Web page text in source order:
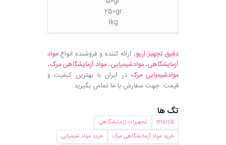
250gr
1kg
دقیق تجهیز آریو، ارائه کننده و فروشنده انواعمواد
آزمایشگاهی،موادشیمیایی،مواد آزمایشگاهی مرک،
موادشیمیایی مرک در ایران با بهترین کیفیت و
قیمت. جهت سفارش با ما تماس بگیرید.
تگ ها
merck
تجهیزات ازمایشگاهی
خرید مواد آزمایشگاهی مرک
خرید مواد شیمیایی